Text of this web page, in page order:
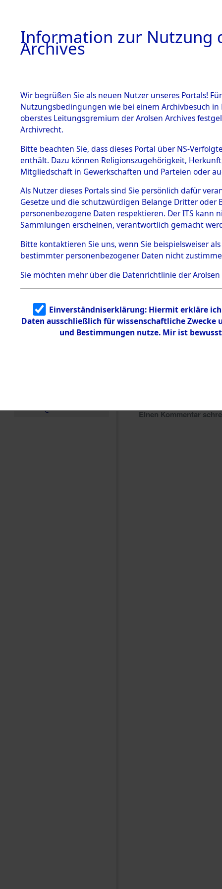
BESTÄNDE
1.
mente
5. Verschiedenes
5.3
Todesmärsche
5.3.1 Alliierte
Erhebungen
zu
Todesmärsch
en
5.3.2
Identifizierun
5.3.3
Todesmärsch
e
Listen
0009
Einen Kommentar
Information zur Nutzung
Archives
Wir begrüßen Sie als neuen Nutzer unseres Portals!
Nutzungsbedingungen wie bei einem Archivbesuch
oberstes Leitungsgremium der Arolsen Archives
Archivrecht.
Bitte beachten Sie, dass dieses Portal über NS-
enthält. Dazu können Religionszugehörigkeit,
Mitgliedschaft in Gewerkschaften und Parteien oder
Als Nutzer dieses Portals sind Sie persönlich dafür
Gesetze und die schutzwürdigen Belange Dritter
personenbezogene Daten respektieren. Der ITS
Sammlungen erscheinen, verantwortlich gemacht
Bitte kontaktieren Sie uns, wenn Sie beispielsweiser
bestimmter personenbezogener Daten nicht
Sie möchten mehr über die Datenrichtlinie der Arolsen
Einverständniserklärung: Hiermit erkläre
Daten ausschließlich für wissenschaftliche
und Bestimmungen nutze. Mir ist